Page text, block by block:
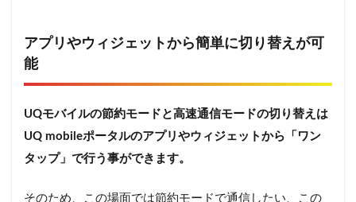
アプリやウィジェットから簡単に切り替えが可
能
UQモバイルの節約モードと高速通信モードの切り替えは
UQ mobileポータルのアプリやウィジェットから「ワン
タップ」で行う事ができます。
そのため、この場面では節約モードで通信したい、この